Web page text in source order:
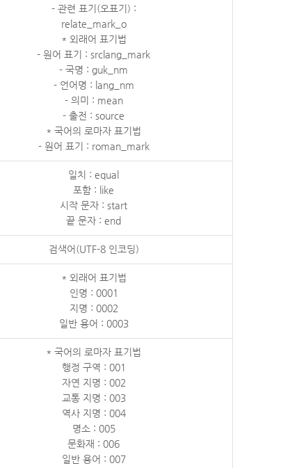
- 관련 표기(오표기) :
relate_mark_o
* 외래어 표기법
- 원어 표기 : srclang_mark
- 국명 : guk_nm
- 언어명 : lang_nm
- 의미 : mean
- 출전 : source
* 국어의 로마자 표기법
- 원어 표기 : roman_mark
일치 : equal
포함 : like
시작 문자 : start
끝 문자 : end
검색어(UTF-8 인코딩)
* 외래어 표기법
인명 : 0001
지명 : 0002
일반 용어 : 0003
* 국어의 로마자 표기법
행정 구역 : 001
자연 지명 : 002
교통 지명 : 003
역사 지명 : 004
명소 : 005
문화재 : 006
일반 용어 : 007